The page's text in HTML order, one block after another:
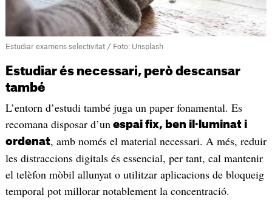
Estudiar examens selectivitat / Foto: Unsplash
Estudiar és necessari, però descansar
també
L’entorn d’estudi també juga un paper fonamental. Es
recomana disposar d’un espai fix, ben il·luminat i
ordenat, amb només el material necessari. A més, reduir
les distraccions digitals és essencial, per tant, cal mantenir
el telèfon mòbil allunyat o utilitzar aplicacions de bloqueig
temporal pot millorar notablement la concentració.